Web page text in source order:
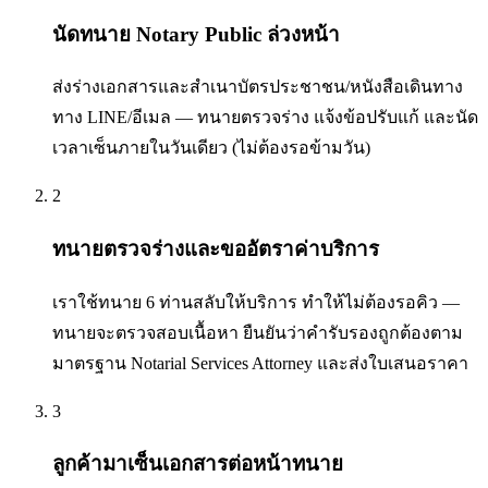
นัดทนาย Notary Public ล่วงหน้า
ส่งร่างเอกสารและสำเนาบัตรประชาชน/หนังสือเดินทาง
ทาง LINE/อีเมล — ทนายตรวจร่าง แจ้งข้อปรับแก้ และนัด
เวลาเซ็นภายในวันเดียว (ไม่ต้องรอข้ามวัน)
2
ทนายตรวจร่างและขออัตราค่าบริการ
เราใช้ทนาย 6 ท่านสลับให้บริการ ทำให้ไม่ต้องรอคิว —
ทนายจะตรวจสอบเนื้อหา ยืนยันว่าคำรับรองถูกต้องตาม
มาตรฐาน Notarial Services Attorney และส่งใบเสนอราคา
3
ลูกค้ามาเซ็นเอกสารต่อหน้าทนาย